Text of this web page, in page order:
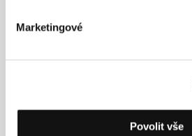
Marketingové
Povolit vše
(1965, Recife,
Perfumado(1996). Natočil
experimentálních videosnímků.